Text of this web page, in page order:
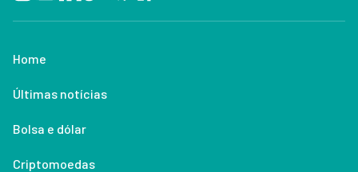
Home
Últimas notícias
Bolsa e dólar
Criptomoedas